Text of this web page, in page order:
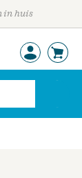
in huis